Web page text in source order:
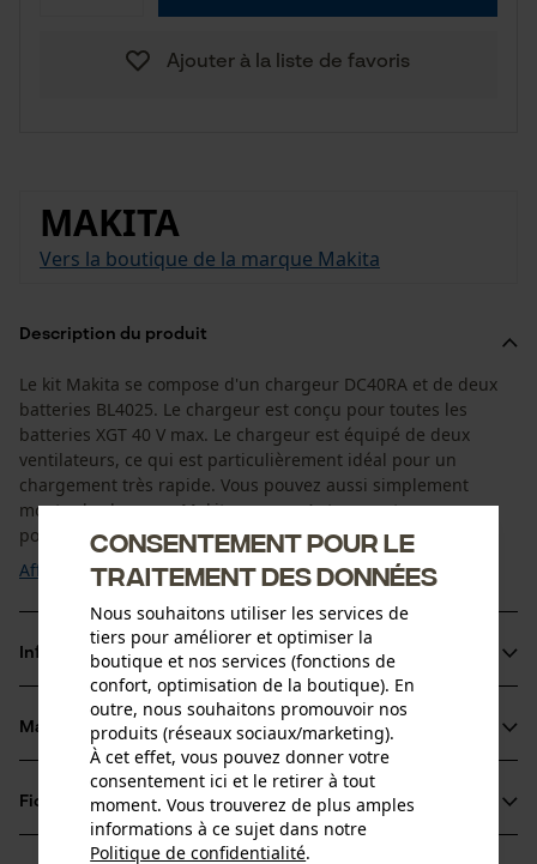
Ajouter à la liste de favoris
MAKITA
Vers la boutique de la marque Makita
Description du produit
Le kit Makita se compose d'un chargeur DC40RA et de deux
batteries BL4025. Le chargeur est conçu pour toutes les
batteries XGT 40 V max. Le chargeur est équipé de deux
ventilateurs, ce qui est particulièrement idéal pour un
chargement très rapide. Vous pouvez aussi simplement
monter le chargeur Makita au mur. Autre avantage : vous
pouvez sélectionner une mélodie pour annoncer ...
Afficher plus
Informations sur le produit
Détails du produit
Type dactivité
Chargement
Matériau & entretien
Matériau
Fiches techniques
Mode d'emploi (PDF)
Consentement pour le
traitement des données
Nous souhaitons utiliser les services de
tiers pour améliorer et optimiser la
boutique et nos services (fonctions de
confort, optimisation de la boutique). En
outre, nous souhaitons promouvoir nos
produits (réseaux sociaux/marketing).
À cet effet, vous pouvez donner votre
consentement ici et le retirer à tout
moment. Vous trouverez de plus amples
informations à ce sujet dans notre
Politique de confidentialité.